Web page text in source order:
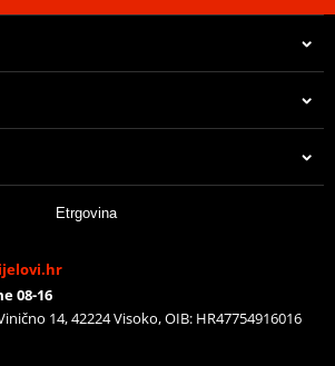
Etrgovina
08-16
14, 42224 Visoko, OIB: HR47754916016